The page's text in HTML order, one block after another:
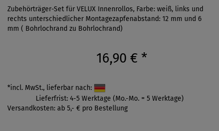
Zubehörträger-Set für VELUX Innenrollos, Farbe: weiß, links und
rechts unterschiedlicher Montagezapfenabstand: 12 mm und 6
mm ( Bohrlochrand zu Bohrlochrand)
16,90 € *
*incl. MwSt., lieferbar nach:
Lieferfrist: 4-5 Werktage (Mo.-Mo. = 5 Werktage)
Versandkosten: ab 5,- € pro Bestellung